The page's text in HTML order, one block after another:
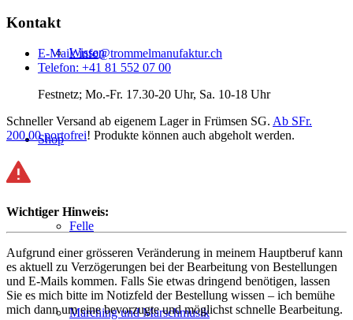
Wissen
Shop
Felle
Marching und Marschmusik
Kontakt
E-Mail: info@trommelmanufaktur.ch
Telefon: +41 81 552 07 00
Festnetz; Mo.-Fr. 17.30-20 Uhr, Sa. 10-18 Uhr
Schneller Versand ab eigenem Lager in Frümsen SG. Ab SFr.
200.00 portofrei! Produkte können auch abgeholt werden.
Wichtiger Hinweis:
Aufgrund einer grösseren Veränderung in meinem Hauptberuf kann
es aktuell zu Verzögerungen bei der Bearbeitung von Bestellungen
und E-Mails kommen. Falls Sie etwas dringend benötigen, lassen
Sie es mich bitte im Notizfeld der Bestellung wissen – ich bemühe
mich dann um eine bevorzugte und möglichst schnelle Bearbeitung.